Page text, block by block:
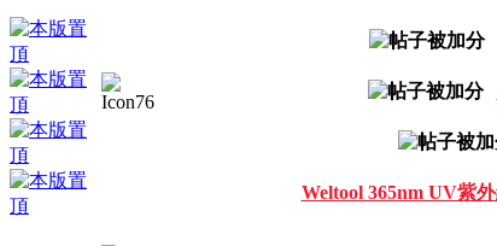
Weltool 365nm UV紫